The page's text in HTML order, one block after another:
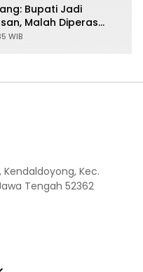
Bupati Jadi
Malah Diperas
WIB
Kendaldoyong, Kec.
Tengah 52362